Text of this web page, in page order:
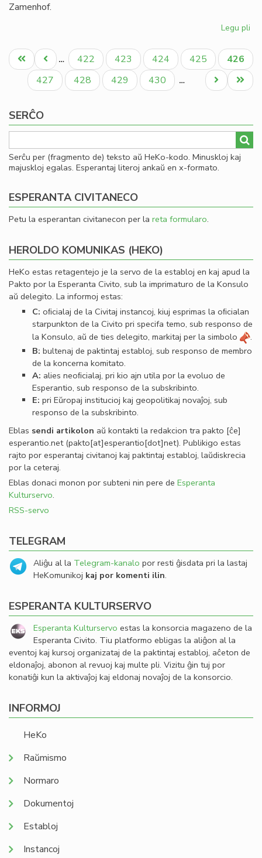
Zamenhof.
Legu pli
Pagination
Unua
paĝo
Antaŭa
paĝo
… Paĝo
422 Paĝo
423 Paĝo
424 Paĝo
425
Aktuala
paĝo
426
Paĝo
427 Paĝo
428 Paĝo
429 Paĝo
430 …
Last
page
Next
page
SERĈO
Serĉu per (fragmento de) teksto aŭ HeKo-kodo. Minuskloj kaj
majuskloj egalas. Esperantaj literoj ankaŭ en x-formato.
ESPERANTA CIVITANECO
Petu la esperantan civitanecon per la reta formularo.
HEROLDO KOMUNIKAS (HEKO)
HeKo estas retagentejo je la servo de la establoj en kaj apud la
Pakto por la Esperanta Civito, sub la imprimaturo de la Konsulo
aŭ delegito. La informoj estas:
C: oﬁcialaj de la Civitaj instancoj, kiuj esprimas la oﬁcialan
starpunkton de la Civito pri specifa temo, sub responso de
la Konsulo, aŭ de ties delegito, markitaj per la simbolo
.
B: bultenaj de paktintaj establoj, sub responso de membro
de la koncerna komitato.
A: alies neoﬁcialaj, pri kio ajn utila por la evoluo de
Esperantio, sub responso de la subskribinto.
E: pri Eŭropaj institucioj kaj geopolitikaj novaĵoj, sub
responso de la subskribinto.
Eblas sendi artikolon aŭ kontakti la redakcion tra pakto [ĉe]
esperantio.net(pakto[at]esperantio[dot]net). Publikigo estas
rajto por esperantaj civitanoj kaj paktintaj establoj, laŭdiskrecia
por la ceteraj.
Eblas donaci monon por subteni nin pere de Esperanta
Kulturservo.
RSS-servo
TELEGRAM
Aliĝu al la Telegram-kanalo por resti ĝisdata pri la lastaj
HeKomunikoj kaj por komenti ilin.
ESPERANTA KULTURSERVO
Esperanta Kulturservo estas la konsorcia magazeno de la
Esperanta Civito. Tiu platformo ebligas la aliĝon al la
eventoj kaj kursoj organizataj de la paktintaj establoj, aĉeton de
eldonaĵoj, abonon al revuoj kaj multe pli. Vizitu ĝin tuj por
konatiĝi kun la aktivaĵoj kaj eldonaj novaĵoj de la konsorcio.
INFORMOJ
HeKo
Raŭmismo
Normaro
Dokumentoj
Establoj
Instancoj